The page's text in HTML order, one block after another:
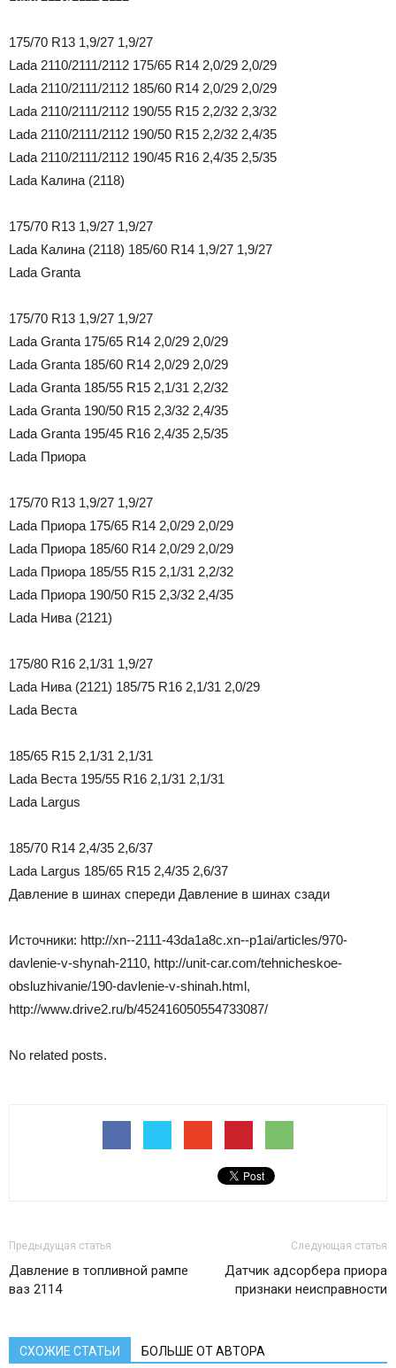
175/70 R13 1,9/27 1,9/27
Lada 2110/2111/2112 175/65 R14 2,0/29 2,0/29
Lada 2110/2111/2112 185/60 R14 2,0/29 2,0/29
Lada 2110/2111/2112 190/55 R15 2,2/32 2,3/32
Lada 2110/2111/2112 190/50 R15 2,2/32 2,4/35
Lada 2110/2111/2112 190/45 R16 2,4/35 2,5/35
Lada Калина (2118)
175/70 R13 1,9/27 1,9/27
Lada Калина (2118) 185/60 R14 1,9/27 1,9/27
Lada Granta
175/70 R13 1,9/27 1,9/27
Lada Granta 175/65 R14 2,0/29 2,0/29
Lada Granta 185/60 R14 2,0/29 2,0/29
Lada Granta 185/55 R15 2,1/31 2,2/32
Lada Granta 190/50 R15 2,3/32 2,4/35
Lada Granta 195/45 R16 2,4/35 2,5/35
Lada Приора
175/70 R13 1,9/27 1,9/27
Lada Приора 175/65 R14 2,0/29 2,0/29
Lada Приора 185/60 R14 2,0/29 2,0/29
Lada Приора 185/55 R15 2,1/31 2,2/32
Lada Приора 190/50 R15 2,3/32 2,4/35
Lada Нива (2121)
175/80 R16 2,1/31 1,9/27
Lada Нива (2121) 185/75 R16 2,1/31 2,0/29
Lada Веста
185/65 R15 2,1/31 2,1/31
Lada Веста 195/55 R16 2,1/31 2,1/31
Lada Largus
185/70 R14 2,4/35 2,6/37
Lada Largus 185/65 R15 2,4/35 2,6/37
Давление в шинах спереди Давление в шинах сзади
Источники: http://xn--2111-43da1a8c.xn--p1ai/articles/970-
davlenie-v-shynah-2110, http://unit-car.com/tehnicheskoe-
obsluzhivanie/190-davlenie-v-shinah.html,
http://www.drive2.ru/b/452416050554733087/
No related posts.
Предыдущая статья
Давление в топливной рампе
ваз 2114
Следующая статья
Датчик адсорбера приора
признаки неисправности
СХОЖИЕ СТАТЬИ БОЛЬШЕ ОТ АВТОРА